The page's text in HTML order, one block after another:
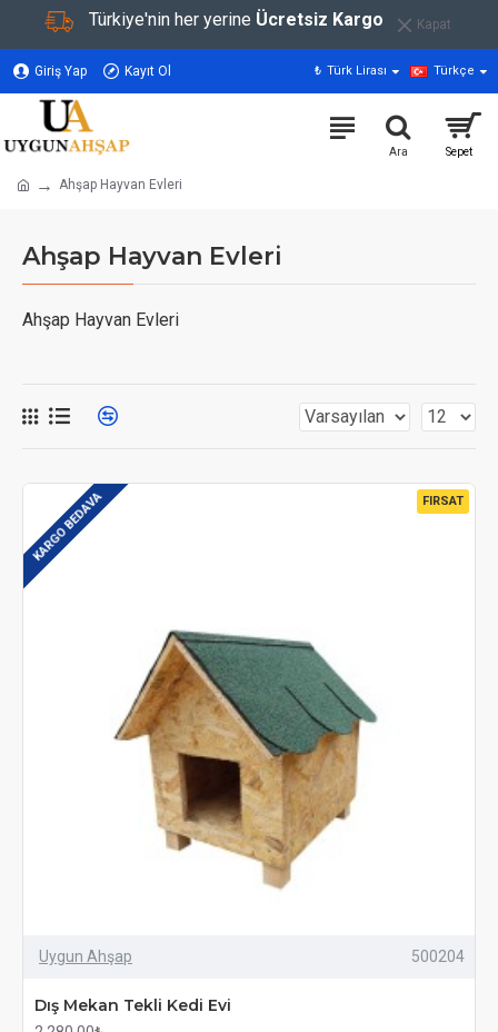
Türkiye'nin her yerine Ücretsiz Kargo Kapat
Giriş Yap Kayıt Ol ₺ Türk Lirası Türkçe
Ahşap Hayvan Evleri
Ahşap Hayvan Evleri
Ahşap Hayvan Evleri
FIRSAT
KARGO BEDAVA
Uygun Ahşap 500204
Dış Mekan Tekli Kedi Evi